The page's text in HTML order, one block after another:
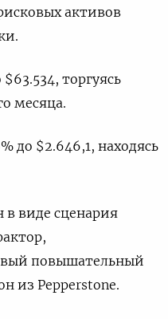
активов
торгуясь
месяца.
до $2.646,1, находясь
виде сценария
повышательный
из Pepperstone.